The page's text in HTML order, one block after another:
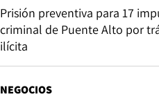
Prisión preventiva para 17
criminal de Puente Alto por
ilícita
NEGOCIOS